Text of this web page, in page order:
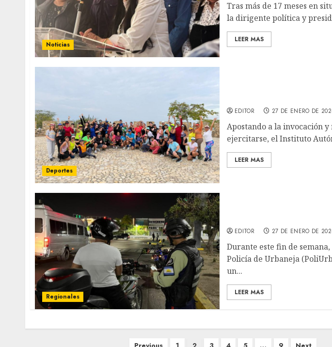
Noticias
Tras más de 17 meses en
la dirigente política y
LEER MAS
Deportes
EDITOR 27 DE ENERO DE
Apostando a la invocación
ejercitarse, el Instituto
LEER MAS
Regionales
EDITOR 27 DE ENERO DE
Durante este fin de
Policía de Urbaneja
un...
LEER MAS